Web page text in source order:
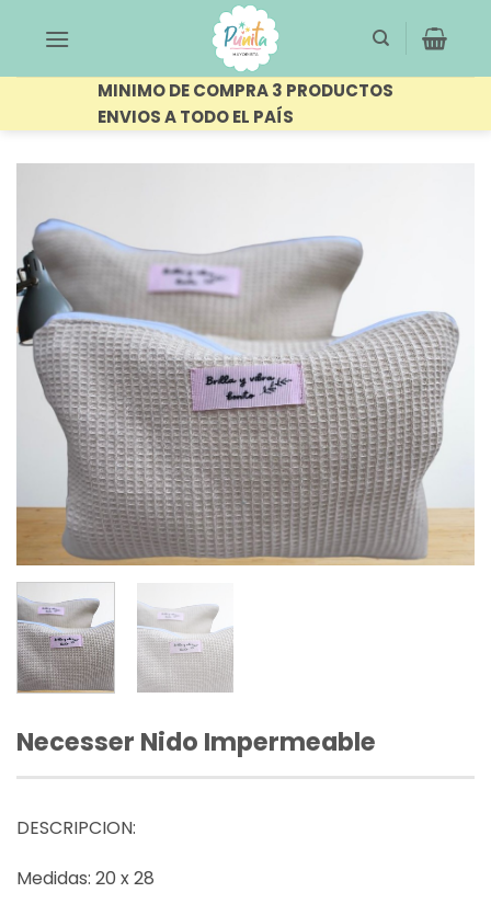
MINIMO DE COMPRA 3 PRODUCTOS
ENVIOS A TODO EL PAÍS
Necesser Nido Impermeable
DESCRIPCION:
Medidas: 20 x 28